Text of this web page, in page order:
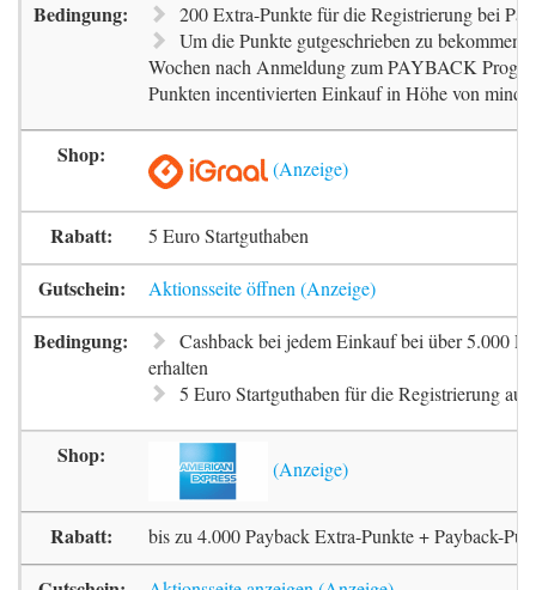
200 Extra-Punkte für die Registrierung bei
Um die Punkte gutgeschrieben zu bekommen,
Wochen nach Anmeldung zum PAYBACK
Punkten incentivierten Einkauf in Höhe von
5 Euro Startguthaben
Aktionsseite öffnen
Cashback bei jedem Einkauf bei über 5.000
erhalten
5 Euro Startguthaben für die Registrierung
bis zu 4.000 Payback Extra-Punkte + Payback-